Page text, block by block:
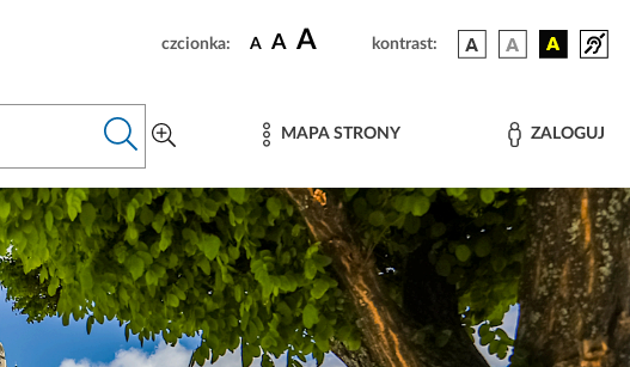
czcionka: A A A kontrast:
MAPA STRONY ZALOGUJ